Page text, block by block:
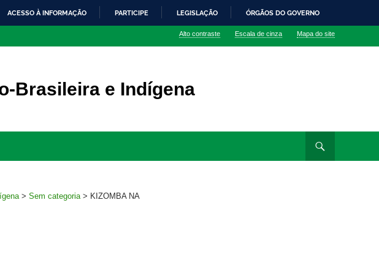
ACESSO À INFORMAÇÃO PARTICIPE LEGISLAÇÃO ÓRGÃOS DO GOVERNO
Alto contraste Escala de cinza Mapa do site
Brasileira e Indígena
> Sem categoria > KIZOMBA NA